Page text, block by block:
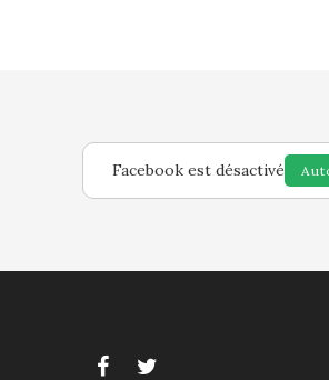
Facebook est désactivé